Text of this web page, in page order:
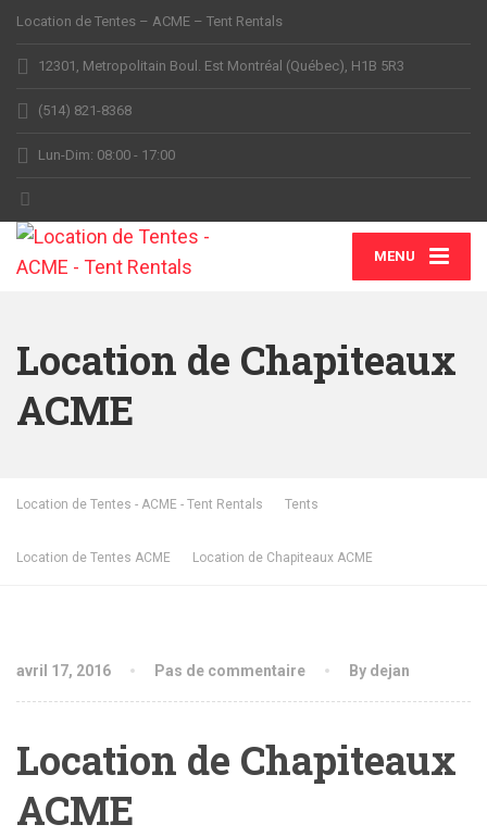
Location de Tentes – ACME – Tent Rentals
12301, Metropolitain Boul. Est Montréal (Québec), H1B 5R3
(514) 821-8368
Lun-Dim: 08:00 - 17:00
MENU
Location de Chapiteaux
ACME
Location de Tentes - ACME - Tent Rentals Tents
Location de Tentes ACME Location de Chapiteaux ACME
avril 17, 2016 Pas de commentaire By dejan
Location de Chapiteaux
ACME